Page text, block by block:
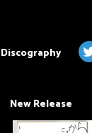
Discography
New Release